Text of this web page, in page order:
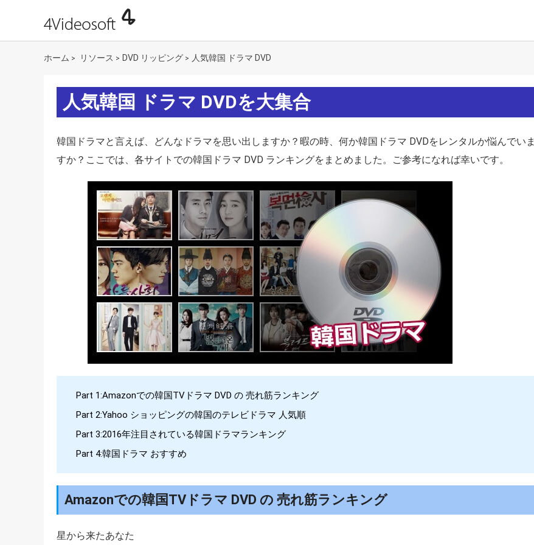
ホーム > リソース > DVD リッピング > 人気韓国 ドラマ DVD
人気韓国 ドラマ DVDを大集合
韓国ドラマと言えば、どんなドラマを思い出しますか？暇の時、何か韓国ドラマ DVDをレンタルか悩んでいま
すか？ここでは、各サイトでの韓国ドラマ DVD ランキングをまとめました。ご参考になれば幸いです。
Part 1:Amazonでの韓国TVドラマ DVD の 売れ筋ランキング
Part 2:Yahoo ショッピングの韓国のテレビドラマ 人気順
Part 3:2016年注目されている韓国ドラマランキング
Part 4:韓国ドラマ おすすめ
Amazonでの韓国TVドラマ DVD の 売れ筋ランキング
星から来たあなた